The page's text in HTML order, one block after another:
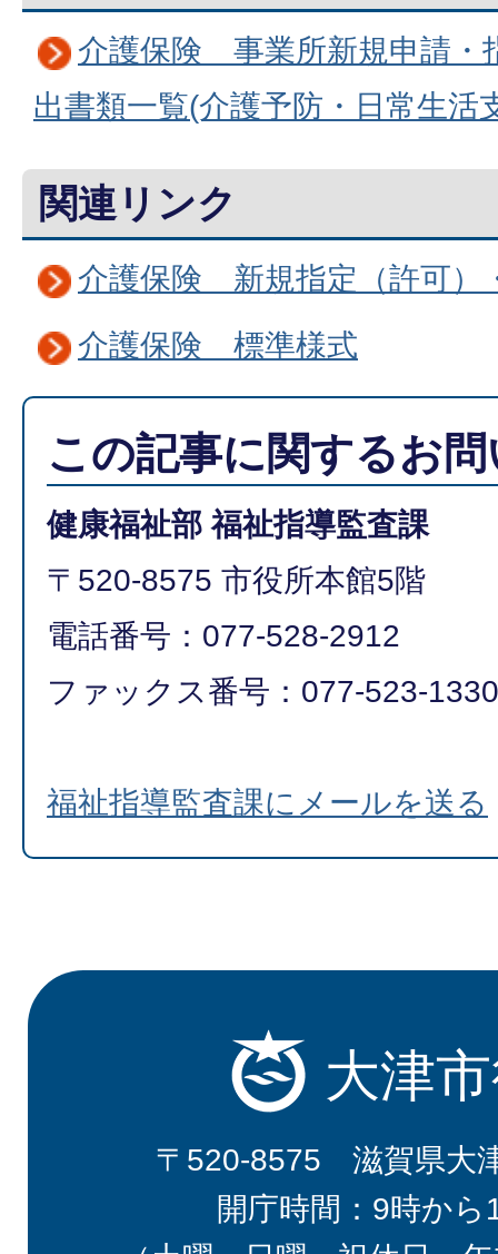
介護保険 事業所新規申請・
出書類一覧(介護予防・日常生活
関連リンク
介護保険 新規指定（許可）
介護保険 標準様式
この記事に関するお
健康福祉部 福祉指導監査課
〒520-8575 市役所本館5階
電話番号：077-528-2912
ファックス番号：077-523-1330
福祉指導監査課にメールを送る
大津
〒520-8575 滋賀県大
開庁時間：9時から